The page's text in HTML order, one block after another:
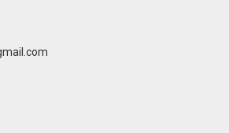
một cách dễ dàng và thuận tiện
BÁNH XE MÁY LỌC KHÔNG KHÍ LG